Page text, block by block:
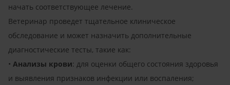
начать соответствующее лечение.
Ветеринар проведет тщательное клиническое
обследование и может назначить дополнительные
диагностические тесты, такие как:
• Анализы крови: для оценки общего состояния здоровья
и выявления признаков инфекции или воспаления;